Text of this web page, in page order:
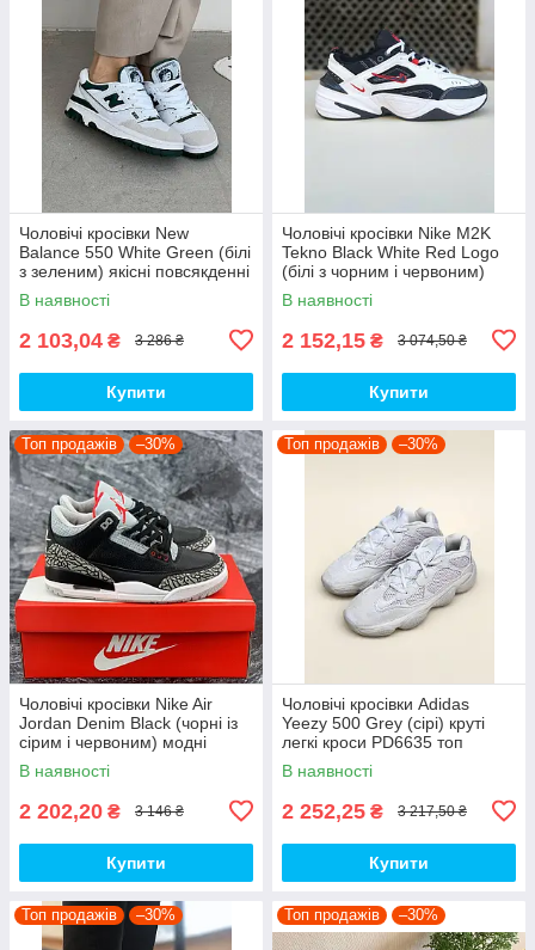
Чоловічі кросівки New
Balance 550 White Green (білі
з зеленим) якісні повсякденні
кроси NB020 top
В наявності
2 103,04 ₴ 3 286 ₴
Купити
Чоловічі кросівки Nike M2K
Tekno Black White Red Logo
(білі з чорним і червоним)
спортивні демі кроси PD7430
топ
В наявності
2 152,15 ₴ 3 074,50 ₴
Купити
Топ продажів –30%
Чоловічі кросівки Nike Air
Jordan Denim Black (чорні із
сірим і червоним) модні
демісезонні кроси PD7043
топ
В наявності
2 202,20 ₴ 3 146 ₴
Купити
Топ продажів –30%
Чоловічі кросівки Adidas
Yeezy 500 Grey (сірі) круті
легкі кроси PD6635 топ
В наявності
2 252,25 ₴ 3 217,50 ₴
Купити
Топ продажів –30% Топ продажів –30%